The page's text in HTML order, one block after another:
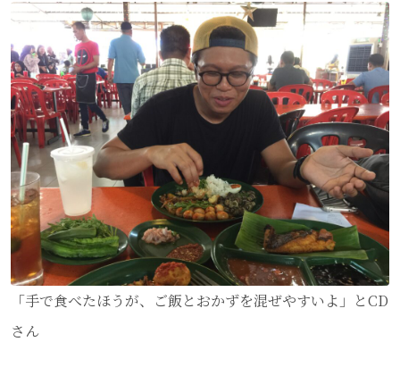
「手で食べたほうが、ご飯とおかずを混ぜやすいよ」とCD
さん